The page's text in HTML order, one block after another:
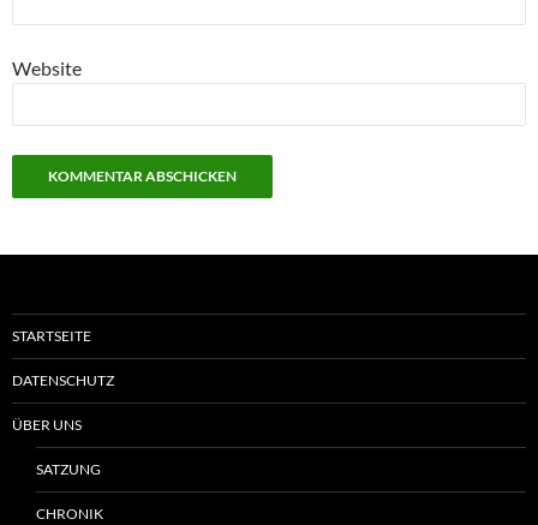
Website
STARTSEITE
DATENSCHUTZ
ÜBER UNS
SATZUNG
CHRONIK